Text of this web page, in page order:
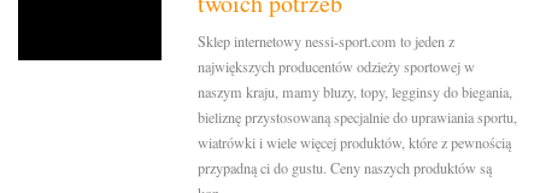
Sklep internetowy nessi-sport.com to jeden z
największych producentów odzieży sportowej w
naszym kraju, mamy bluzy, topy, legginsy do biegania,
bieliznę przystosowaną specjalnie do uprawiania sportu,
wiatrówki i wiele więcej produktów, które z pewnością
przypadną ci do gustu. Ceny naszych produktów są